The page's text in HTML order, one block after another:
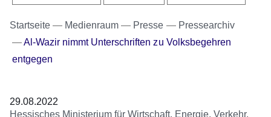
Startseite Medienraum Presse
Pressearchiv
Al-Wazir nimmt Unterschriften zu Volksbegehren
entgegen
29.08.2022
Hessisches Ministerium für Wirtschaft, Energie, Verkehr,